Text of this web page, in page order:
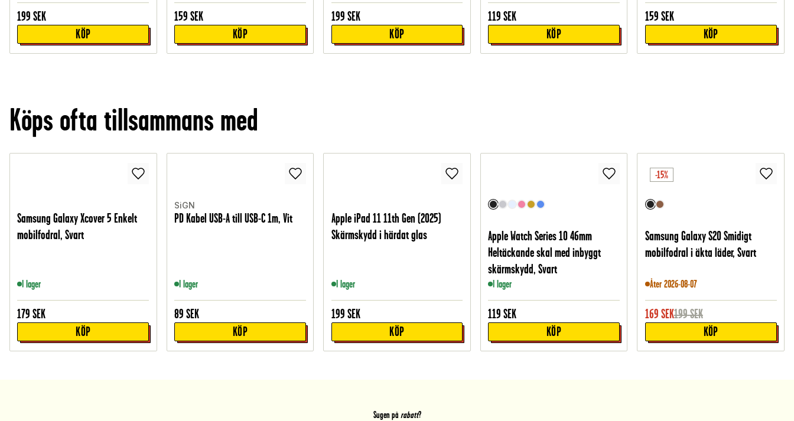
199 SEK
KÖP
159 SEK
KÖP
199 SEK
KÖP
119 SEK
KÖP
159 SEK
KÖP
Köps ofta tillsammans med
Samsung Galaxy Xcover 5 Enkelt
mobilfodral, Svart
I lager
179 SEK
KÖP
SiGN
PD Kabel USB-A till USB-C 1m, Vit
I lager
89 SEK
KÖP
Apple iPad 11 11th Gen (2025)
Skärmskydd i härdat glas
I lager
199 SEK
KÖP
Apple Watch Series 10 46mm
Heltäckande skal med inbyggt
skärmskydd, Svart
I lager
119 SEK
KÖP
-15%
Samsung Galaxy S20 Smidigt
mobilfodral i äkta läder, Svart
Åter 2026-08-07
169 SEK199SEK
KÖP
Sugen på rabatt?